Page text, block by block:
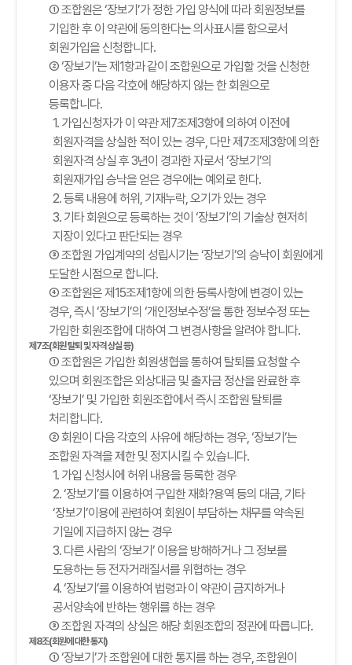
① 조합원은 ‘장보기’가 정한 가입 양식에 따라 회원정보를
기입한 후 이 약관에 동의한다는 의사표시를 함으로서
회원가입을 신청합니다.
② ‘장보기’는 제1항과 같이 조합원으로 가입할 것을 신청한
이용자 중 다음 각호에 해당하지 않는 한 회원으로
등록합니다.
1. 가입신청자가 이 약관 제7조제3항에 의하여 이전에
회원자격을 상실한 적이 있는 경우, 다만 제7조제3항에 의한
회원자격 상실 후 3년이 경과한 자로서 ‘장보기’의
회원재가입 승낙을 얻은 경우에는 예외로 한다.
2. 등록 내용에 허위, 기재누락, 오기가 있는 경우
3. 기타 회원으로 등록하는 것이 ‘장보기’의 기술상 현저히
지장이 있다고 판단되는 경우
③ 조합원 가입계약의 성립시기는 ‘장보기’의 승낙이 회원에게
도달한 시점으로 합니다.
④ 조합원은 제15조제1항에 의한 등록사항에 변경이 있는
경우, 즉시 ‘장보기’의 ‘개인정보수정’을 통한 정보수정 또는
가입한 회원조합에 대하여 그 변경사항을 알려야 합니다.
제7조(회원 탈퇴 및 자격 상실 등)
① 조합원은 가입한 회원생협을 통하여 탈퇴를 요청할 수
있으며 회원조합은 외상대금 및 출자금 정산을 완료한 후
‘장보기’ 및 가입한 회원조합에서 즉시 조합원 탈퇴를
처리합니다.
② 회원이 다음 각호의 사유에 해당하는 경우, ‘장보기’는
조합원 자격을 제한 및 정지시킬 수 있습니다.
1. 가입 신청시에 허위 내용을 등록한 경우
2. ‘장보기’를 이용하여 구입한 재화?용역 등의 대금, 기타
‘장보기’이용에 관련하여 회원이 부담하는 채무를 약속된
기일에 지급하지 않는 경우
3. 다른 사람의 ‘장보기’ 이용을 방해하거나 그 정보를
도용하는 등 전자거래질서를 위협하는 경우
4. ‘장보기’를 이용하여 법령과 이 약관이 금지하거나
공서양속에 반하는 행위를 하는 경우
③ 조합원 자격의 상실은 해당 회원조합의 정관에 따릅니다.
제8조(회원에 대한 통지)
① ‘장보기’가 조합원에 대한 통지를 하는 경우, 조합원이